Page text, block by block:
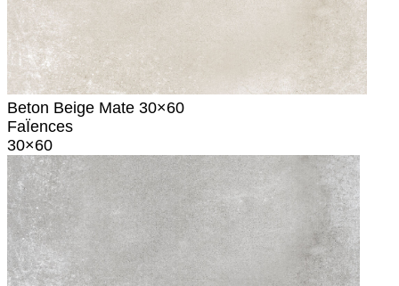
Beton Beige Mate 30×60
FaÏences
30×60